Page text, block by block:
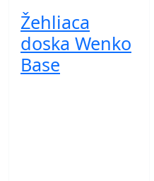
Žehliaca
doska Wenko
Base